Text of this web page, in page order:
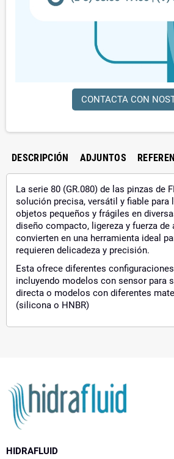
CONTACTA CON
DESCRIPCIÓN ADJUNTOS
La serie 80 (GR.080) de las pinzas de
solución precisa, versátil y fiable para
objetos pequeños y frágiles en
diseño compacto, ligereza y fuerza de
convierten en una herramienta ideal
requieren delicadeza y precisión.
Esta ofrece diferentes
incluyendo modelos con sensor para
directa o modelos con diferentes
(silicona o HNBR)
HIDRAFLUID